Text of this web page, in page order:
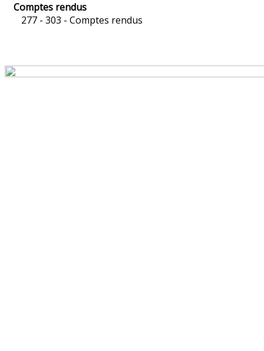
Comptes rendus
277 - 303 - Comptes rendus